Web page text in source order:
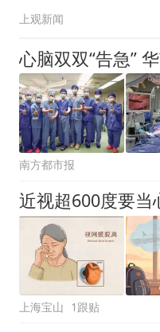
上观新闻
南方都市报
上海宝山 1跟贴